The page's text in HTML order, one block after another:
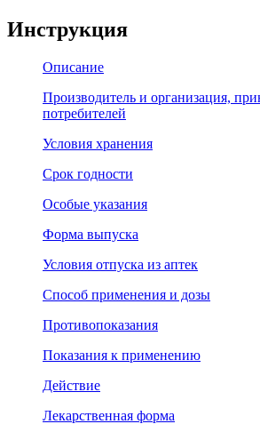
Инструкция
Описание
Производитель и организация,
потребителей
Условия хранения
Срок годности
Особые указания
Форма выпуска
Условия отпуска из аптек
Способ применения и дозы
Противопоказания
Показания к применению
Действие
Лекарственная форма